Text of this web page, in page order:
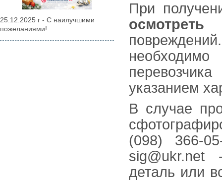
25.12.2025 г - С наилучшими
пожеланиями!
При
осмотреть
указанием
В случае
(098) 366-
деталь или